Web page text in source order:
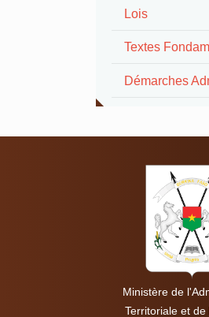
Lois
Textes
Démarches
Ministère de
Territoriale et